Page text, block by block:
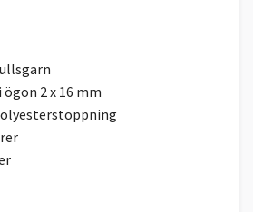
2 x 16 mm